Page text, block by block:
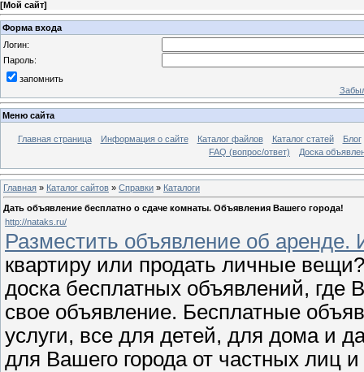
[Мой сайт]
Форма входа
Логин:
Пароль:
запомнить
Меню сайта
Главная страница Информация о сайте Каталог файлов Каталог статей
Блог
FAQ (вопрос/ответ)
Доска
Главная » Каталог сайтов » Справки » Каталоги
Дать объявление бесплатно о сдаче комнаты. Объявления Вашего города!
http://nataks.ru/
Разместить объявление об
квартиру или продать личные
доска бесплатных объявлений, где
свое объявление. Бесплатные
услуги, все для детей, для дома и
для Вашего города от частных лиц